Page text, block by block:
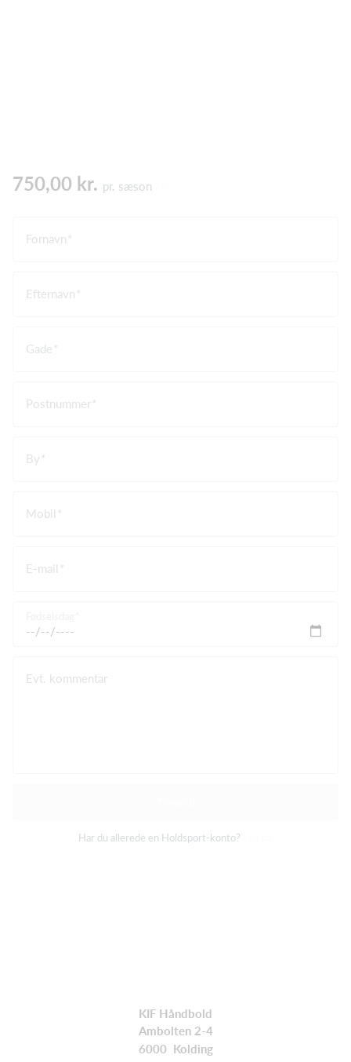
750,00 kr. pr. sæson
Fornavn
Efternavn
Gade
Postnummer
By
Mobil
E-mail
Evt. kommentar
Har du allerede en Holdsport-konto?
KIF Håndbold
Ambolten 2-4
6000 Kolding